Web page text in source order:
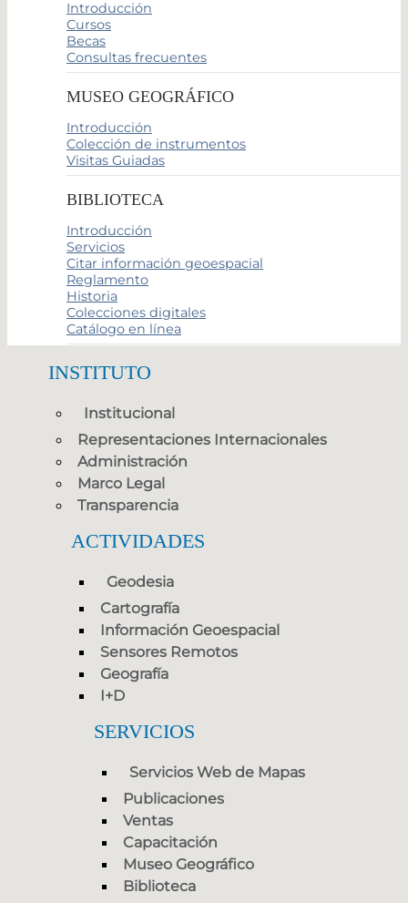
Introducción
Cursos
Becas
Consultas frecuentes
MUSEO GEOGRÁFICO
Introducción
Colección de instrumentos
Visitas Guiadas
BIBLIOTECA
Introducción
Servicios
Citar información geoespacial
Reglamento
Historia
Colecciones digitales
Catálogo en línea
INSTITUTO
Institucional
Representaciones Internacionales
Administración
Marco Legal
Transparencia
ACTIVIDADES
Geodesia
Cartografía
Información Geoespacial
Sensores Remotos
Geografía
I+D
SERVICIOS
Servicios Web de Mapas
Publicaciones
Ventas
Capacitación
Museo Geográfico
Biblioteca